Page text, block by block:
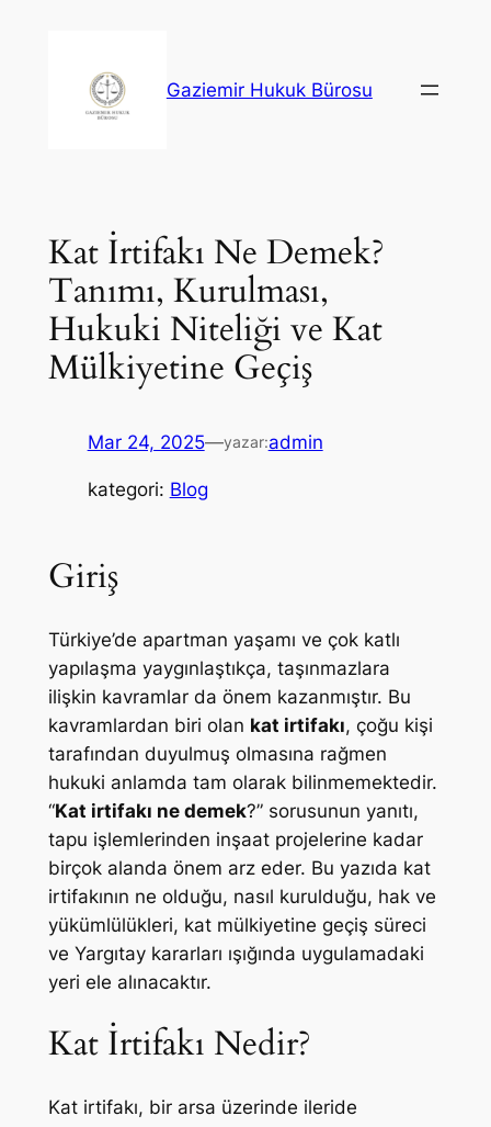
Gaziemir Hukuk Bürosu
Kat İrtifakı Ne Demek?
Tanımı, Kurulması,
Hukuki Niteliği ve Kat
Mülkiyetine Geçiş
Mar 24, 2025—yazar:admin
kategori: Blog
Giriş
Türkiye’de apartman yaşamı ve çok katlı
yapılaşma yaygınlaştıkça, taşınmazlara
ilişkin kavramlar da önem kazanmıştır. Bu
kavramlardan biri olan kat irtifakı, çoğu kişi
tarafından duyulmuş olmasına rağmen
hukuki anlamda tam olarak bilinmemektedir.
“Kat irtifakı ne demek?” sorusunun yanıtı,
tapu işlemlerinden inşaat projelerine kadar
birçok alanda önem arz eder. Bu yazıda kat
irtifakının ne olduğu, nasıl kurulduğu, hak ve
yükümlülükleri, kat mülkiyetine geçiş süreci
ve Yargıtay kararları ışığında uygulamadaki
yeri ele alınacaktır.
Kat İrtifakı Nedir?
Kat irtifakı, bir arsa üzerinde ileride